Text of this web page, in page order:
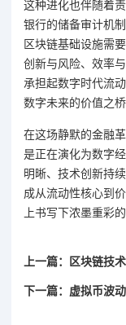
这种进化也伴随着
银行的储备审计机
区块链基础设施需
创新与风险、效率
承担起数字时代流
数字未来的价值之桥
在这场静默的金融
是正在演化为数字
明晰、技术创新持
成从流动性核心到
上书写下浓墨重彩的
下一篇：虚拟币波